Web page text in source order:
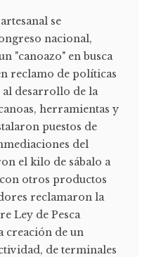
se
nacional,
"canoazo" en busca
reclamo de políticas
desarrollo de la
herramientas y
puestos de
del
el kilo de sábalo a
otros productos
reclamaron la
Ley de Pesca
creación de un
de terminales